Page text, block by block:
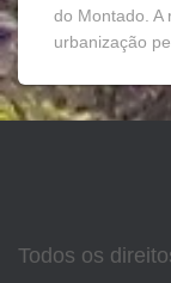
do Montado. A
urbanização
Todos os